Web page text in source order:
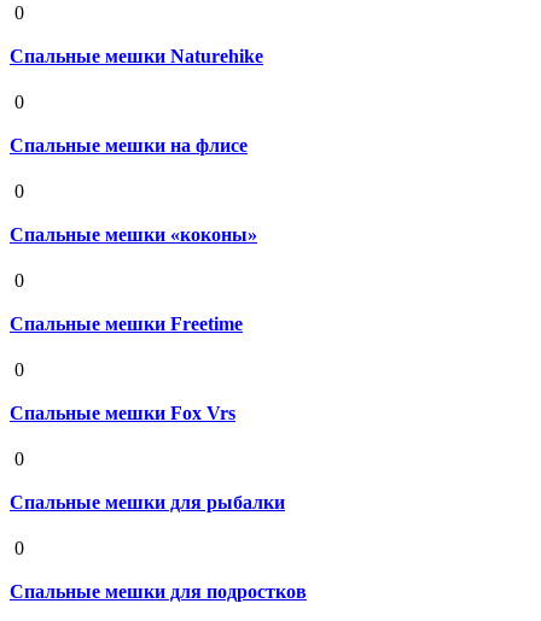
0
Спальные мешки Naturehike
0
Спальные мешки на флисе
0
Спальные мешки «коконы»
0
Спальные мешки Freetime
0
Спальные мешки Fox Vrs
0
Спальные мешки для рыбалки
0
Спальные мешки для подростков